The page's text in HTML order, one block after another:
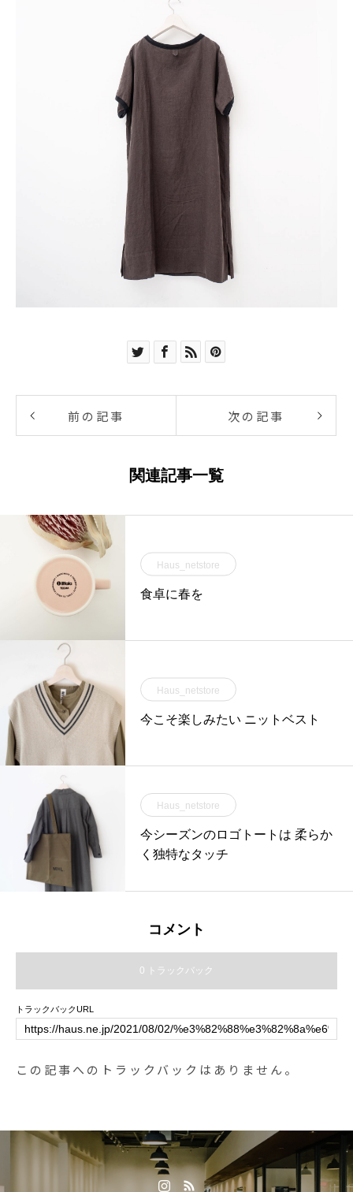
前の記事 次の記事
関連記事一覧
Haus_netstore
食卓に春を
Haus_netstore
今こそ楽しみたい ニットベスト
Haus_netstore
今シーズンのロゴトートは 柔らか
く独特なタッチ
コメント
0 トラックバック
トラックバックURL
この記事へのトラックバックはありません。